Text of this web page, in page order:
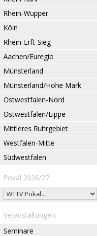
Rhein-Wupper
Köln
Rhein-Erft-Sieg
Aachen/Euregio
Münsterland
Münsterland/Hohe Mark
Ostwestfalen-Nord
Ostwestfalen/Lippe
Mittleres Ruhrgebiet
Westfalen-Mitte
Südwestfalen
Pokal 2026/27
Veranstaltungen
Seminare